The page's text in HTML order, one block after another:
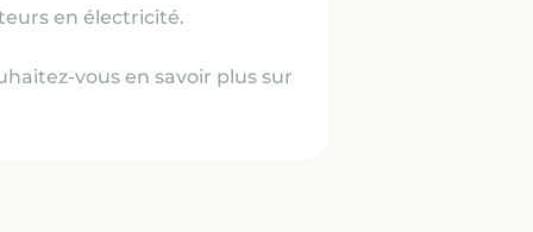
en électricité.
vous en savoir plus sur